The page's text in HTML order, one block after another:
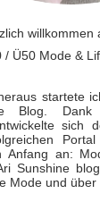
willkommen
/ Ü50 Mode &
startete
Blog. Dank
sich
Anfang an:
Sunshine
Mode und über